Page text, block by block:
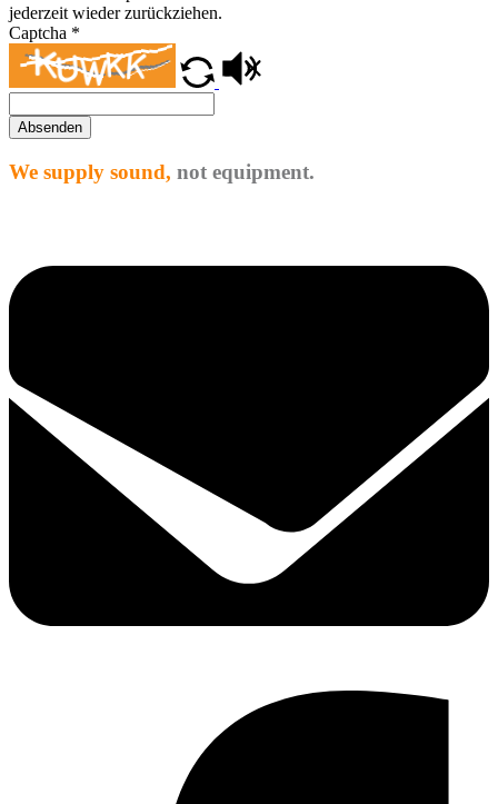
jederzeit wieder zurückziehen.
Captcha *
Absenden
We supply sound, not equipment.